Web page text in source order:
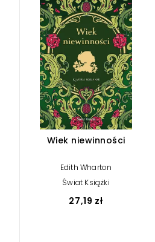
Wiek niewinności
Edith Wharton
Świat Książki
27,19 zł